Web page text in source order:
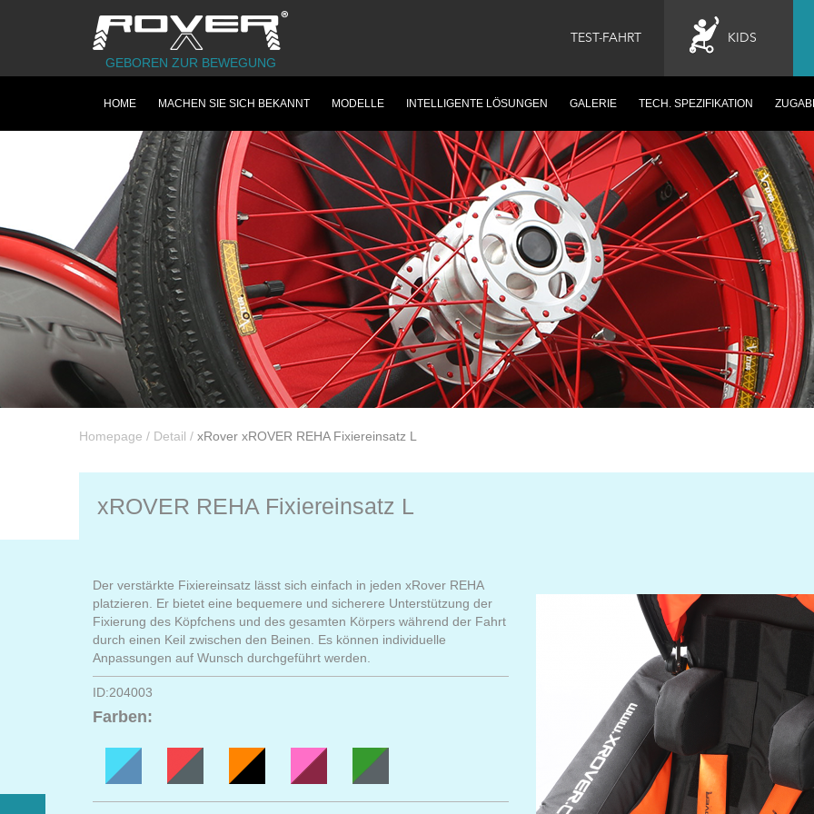
GEBOREN ZUR BEWEGUNG
TEST-FAHRT KIDS
HOME MACHEN SIE SICH BEKANNT MODELLE INTELLIGENTE LÖSUNGEN GALERIE TECH. SPEZIFIKATION
Homepage / Detail / xRover xROVER REHA Fixiereinsatz L
xROVER REHA Fixiereinsatz L
Der verstärkte Fixiereinsatz lässt sich einfach in jeden xRover REHA
platzieren. Er bietet eine bequemere und sicherere Unterstützung der
Fixierung des Köpfchens und des gesamten Körpers während der Fahrt
durch einen Keil zwischen den Beinen. Es können individuelle
Anpassungen auf Wunsch durchgeführt werden.
ID:204003
Farben: